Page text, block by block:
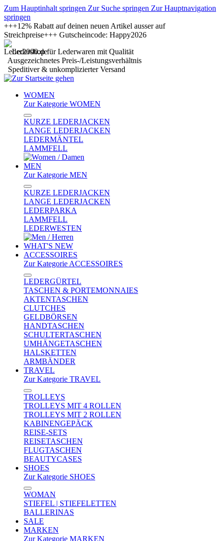
Zum Hauptinhalt springen Zur Suche springen Zur Hauptnavigation
springen
+++12% Rabatt auf deinen neuen Artikel ausser auf
Streichpreise+++ Gutscheincode: Happy2026
Ledershop für Lederwaren mit Qualität
Ausgezeichnetes Preis-/Leistungsverhältnis
Speditiver & unkomplizierter Versand
WOMEN
Zur Kategorie WOMEN
KURZE LEDERJACKEN
LANGE LEDERJACKEN
LEDERMÄNTEL
LAMMFELL
MEN
Zur Kategorie MEN
KURZE LEDERJACKEN
LANGE LEDERJACKEN
LEDERPARKA
LAMMFELL
LEDERWESTEN
WHAT'S NEW
ACCESSOIRES
Zur Kategorie ACCESSOIRES
LEDERGÜRTEL
TASCHEN & PORTEMONNAIES
AKTENTASCHEN
CLUTCHES
GELDBÖRSEN
HANDTASCHEN
SCHULTERTASCHEN
UMHÄNGETASCHEN
HALSKETTEN
ARMBÄNDER
TRAVEL
Zur Kategorie TRAVEL
TROLLEYS
TROLLEYS MIT 4 ROLLEN
TROLLEYS MIT 2 ROLLEN
KABINENGEPÄCK
REISE-SETS
REISETASCHEN
FLUGTASCHEN
BEAUTYCASES
SHOES
Zur Kategorie SHOES
WOMAN
STIEFEL | STIEFELETTEN
BALLERINAS
SALE
MARKEN
Zur Kategorie MARKEN